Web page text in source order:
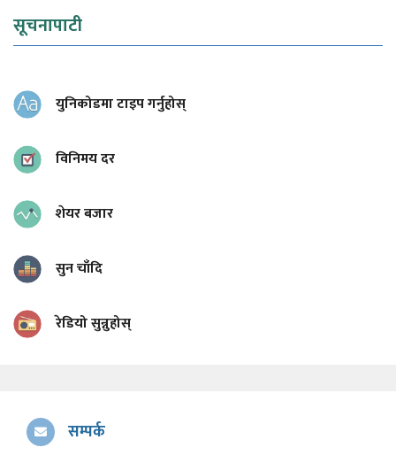
सूचनापाटी
युनिकोडमा टाइप गर्नुहोस्
विनिमय दर
शेयर बजार
सुन चाँदि
रेडियो सुन्नुहोस्
सम्पर्क